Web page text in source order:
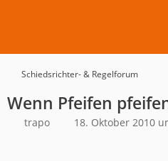
Schiedsrichter- & Regelforum
Wenn Pfeifen
trapo 18. Oktober 2010